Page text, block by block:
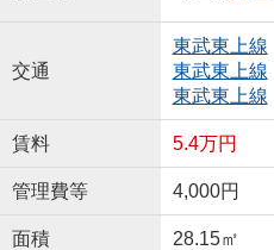
交通
東武東上線
東武東上線
東武東上線
賃料 5.4万円
管理費等 4,000円
面積 28.15㎡